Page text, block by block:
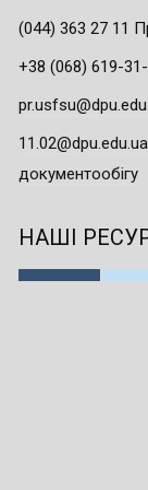
(044) 363 27 11
+38 (068) 619-
документообігу
НАШІ